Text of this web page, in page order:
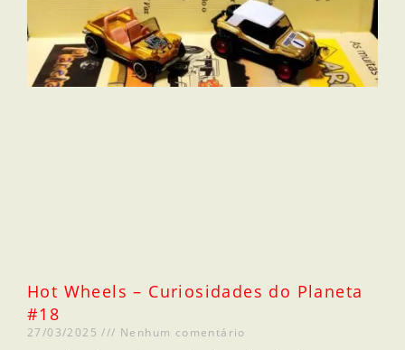
Hot Wheels – Curiosidades do Planeta
#18
27/03/2025 Nenhum comentário